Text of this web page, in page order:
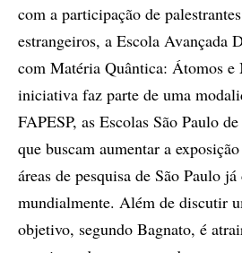
com a participação de
estrangeiros, a Escola Avançada
com Matéria Quântica: Átomos
iniciativa faz parte de uma
FAPESP, as Escolas São Paulo
que buscam aumentar a
áreas de pesquisa de São Paulo
mundialmente. Além de discutir
objetivo, segundo Bagnato, é